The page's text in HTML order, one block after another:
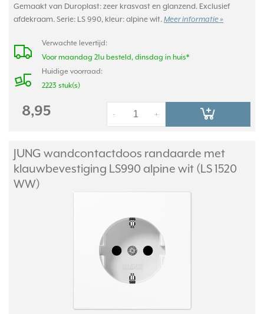
Gemaakt van Duroplast: zeer krasvast en glanzend. Exclusief
afdekraam. Serie: LS 990, kleur: alpine wit. Meer informatie »
Verwachte levertijd:
Voor maandag 21u besteld, dinsdag in huis*
Huidige voorraad:
2223 stuk(s)
8,95 +
-
JUNG wandcontactdoos randaarde met
klauwbevestiging LS990 alpine wit (LS 1520
WW)